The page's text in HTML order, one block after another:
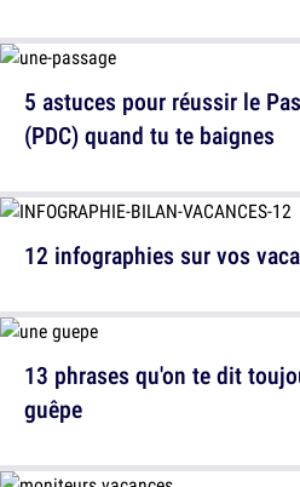
12 infographies sur vos
5 astuces pour réussir le
(PDC) quand tu te baignes
13 phrases qu'on te dit
guêpe